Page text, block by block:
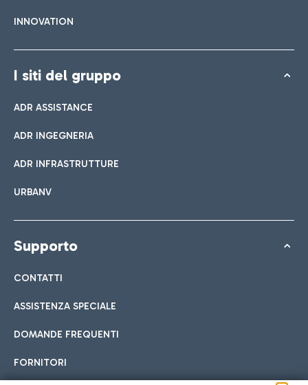
INNOVATION
I siti del gruppo
ADR ASSISTANCE
ADR INGEGNERIA
ADR INFRASTRUTTURE
URBANV
Supporto
CONTATTI
ASSISTENZA SPECIALE
DOMANDE FREQUENTI
FORNITORI